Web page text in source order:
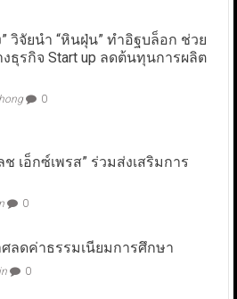
วิจัยนำ “หินฝุ่น” ทำอิฐบล็อก ช่วย
ธุรกิจ Start up ลดต้นทุนการผลิต
0
เอ็กซ์เพรส” ร่วมส่งเสริมการ
0
ลดค่าธรรมเนียมการศึกษา
0